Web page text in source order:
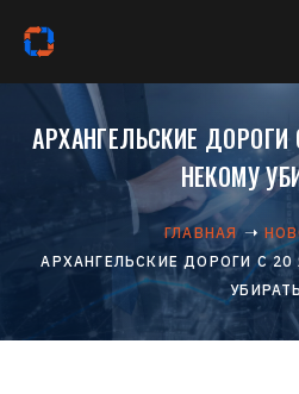
АРХАНГЕЛЬСКИЕ
НЕКОМУ
ГЛАВНАЯ
АРХАНГЕЛЬСКИЕ ДОРОГИ С
УБИРАТЬ